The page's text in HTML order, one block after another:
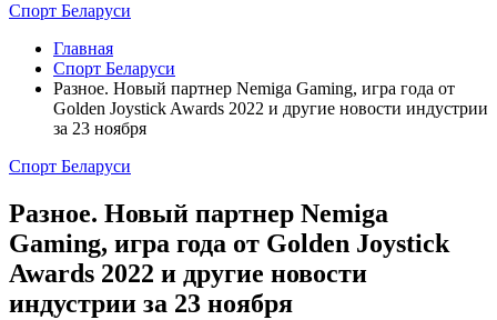
Спорт Беларуси
Главная
Спорт Беларуси
Разное. Новый партнер Nemiga Gaming, игра года от
Golden Joystick Awards 2022 и другие новости индустрии
за 23 ноября
Спорт Беларуси
Разное. Новый партнер Nemiga
Gaming, игра года от Golden Joystick
Awards 2022 и другие новости
индустрии за 23 ноября